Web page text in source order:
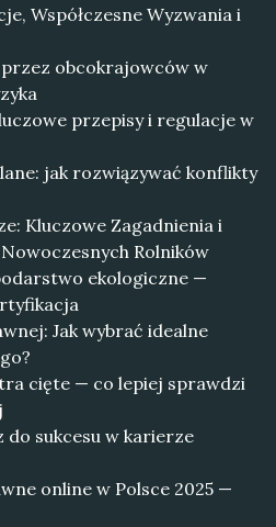
Współczesne Wyzwania i
obcokrajowców w
przepisy i regulacje w
jak rozwiązywać konflikty
Kluczowe Zagadnienia i
Rolników
ekologiczne —
Jak wybrać idealne
cięte — co lepiej sprawdzi
do sukcesu w karierze
online w Polsce 2025 —